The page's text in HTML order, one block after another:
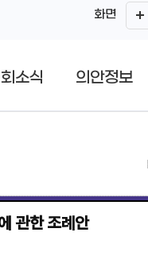
화면
소식 의안정보
관한 조례안